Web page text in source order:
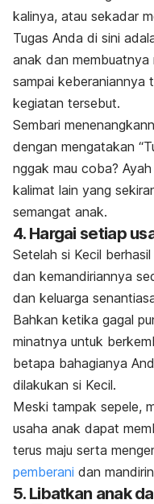
kalinya, atau sekadar
Tugas Anda di sini
anak dan
sampai keberaniannya
kegiatan tersebut.
Sembari
dengan mengatakan “
nggak mau coba?
kalimat lain yang
semangat anak.
4. Hargai setiap
Setelah si Kecil
dan kemandiriannya
dan keluarga
Bahkan ketika gagal
minatnya untuk
betapa bahagianya
dilakukan si Kecil.
Meski tampak sepele,
usaha anak dapat
terus maju serta
pemberani dan
5. Libatkan anak